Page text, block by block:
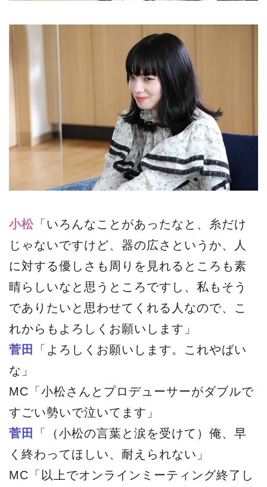
小松「いろんなことがあったなと、糸だけ
じゃないですけど、器の広さというか、人
に対する優しさも周りを見れるところも素
晴らしいなと思うところですし、私もそう
でありたいと思わせてくれる人なので、こ
れからもよろしくお願いします」
菅田
「よろしくお願いします。これやばい
な」
MC「小松さんとプロデューサーがダブルで
すごい勢いで泣いてます」
菅田
「（小松の言葉と涙を受けて）俺、早
く終わってほしい、耐えられない」
MC「以上でオンラインミーティング終了し